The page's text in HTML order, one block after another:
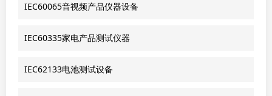
IEC60065音视频产品仪器设备
IEC60335家电产品测试仪器
IEC62133电池测试设备